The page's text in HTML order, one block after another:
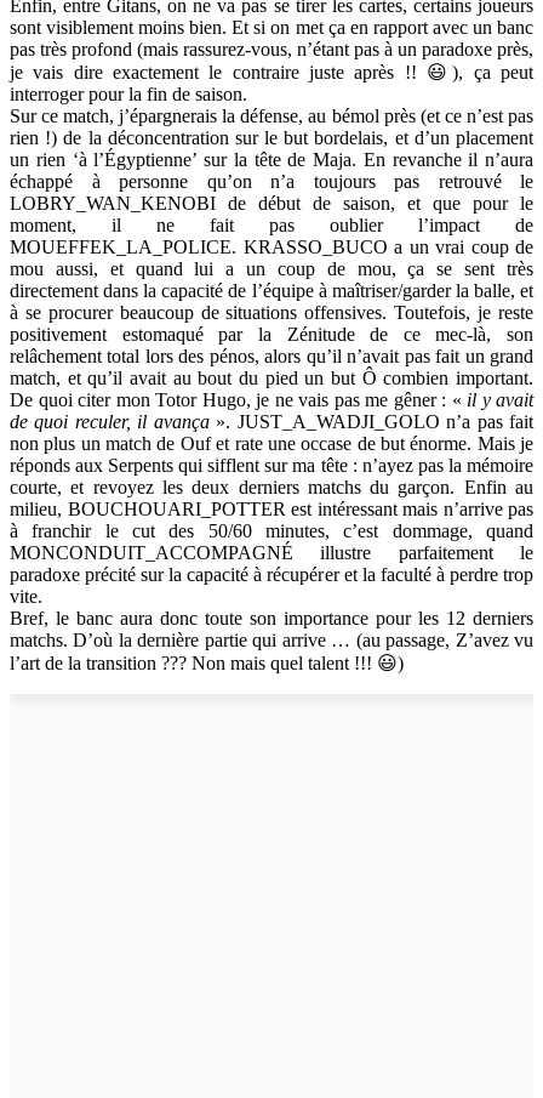
Enfin, entre Gitans, on ne va pas se tirer les cartes, certains joueurs
sont visiblement moins bien. Et si on met ça en rapport avec un banc
pas très profond (mais rassurez-vous, n’étant pas à un paradoxe près,
je vais dire exactement le contraire juste après !! 😃), ça peut
interroger pour la fin de saison.
Sur ce match, j’épargnerais la défense, au bémol près (et ce n’est pas
rien !) de la déconcentration sur le but bordelais, et d’un placement
un rien ‘à l’Égyptienne’ sur la tête de Maja. En revanche il n’aura
échappé à personne qu’on n’a toujours pas retrouvé le
LOBRY_WAN_KENOBI de début de saison, et que pour le
moment, il ne fait pas oublier l’impact de
MOUEFFEK_LA_POLICE. KRASSO_BUCO a un vrai coup de
mou aussi, et quand lui a un coup de mou, ça se sent très
directement dans la capacité de l’équipe à maîtriser/garder la balle, et
à se procurer beaucoup de situations offensives. Toutefois, je reste
positivement estomaqué par la Zénitude de ce mec-là, son
relâchement total lors des pénos, alors qu’il n’avait pas fait un grand
match, et qu’il avait au bout du pied un but Ô combien important.
De quoi citer mon Totor Hugo, je ne vais pas me gêner : « il y avait
de quoi reculer, il avança ». JUST_A_WADJI_GOLO n’a pas fait
non plus un match de Ouf et rate une occase de but énorme. Mais je
réponds aux Serpents qui sifflent sur ma tête : n’ayez pas la mémoire
courte, et revoyez les deux derniers matchs du garçon. Enfin au
milieu, BOUCHOUARI_POTTER est intéressant mais n’arrive pas
à franchir le cut des 50/60 minutes, c’est dommage, quand
MONCONDUIT_ACCOMPAGNÉ illustre parfaitement le
paradoxe précité sur la capacité à récupérer et la faculté à perdre trop
vite.
Bref, le banc aura donc toute son importance pour les 12 derniers
matchs. D’où la dernière partie qui arrive … (au passage, Z’avez vu
l’art de la transition ??? Non mais quel talent !!! 😃)